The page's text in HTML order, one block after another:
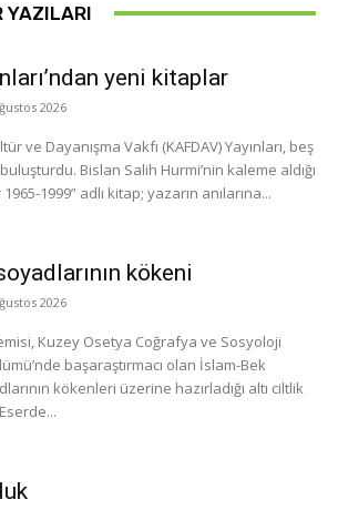
YAZILARI
yeni kitaplar
2026
ve Dayanışma Vakfı (KAFDAV) Yayınları, beş
Bislan Salih Hurmi’nin kaleme aldığı
1999” adlı kitap; yazarın anılarına...
kökeni
2026
Kuzey Osetya Coğrafya ve Sosyoloji
başaraştırmacı olan İslam-Bek
kökenleri üzerine hazırladığı altı ciltlik